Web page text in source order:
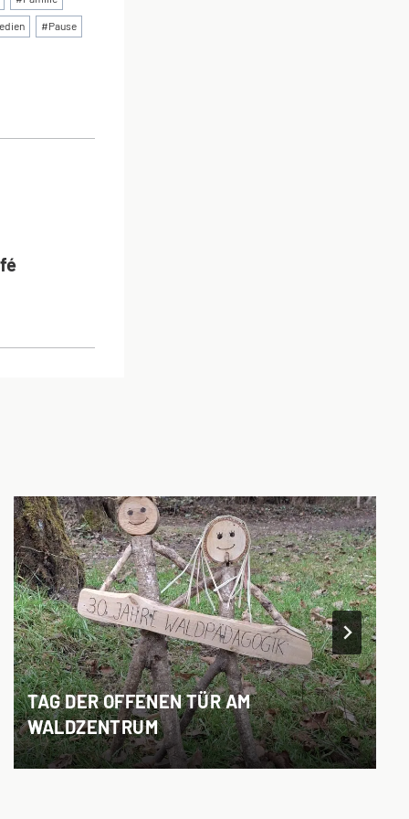
#Pause
TAG DER OFFENEN TÜR AM
WALDZENTRUM